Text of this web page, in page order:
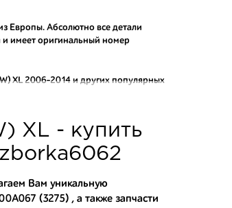
Европы. Абсолютно все детали
и имеет оригинальный номер
XL 2006-2014 и других популярных
Если вам требуется
магазина подберут вам товар и
XL - купить
Вам уникальную
(3275) , а также запчасти